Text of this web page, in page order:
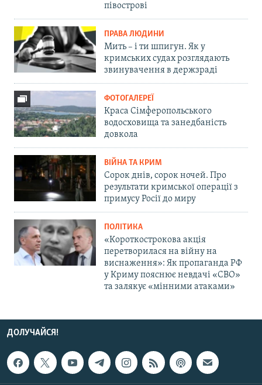
півострові
ПРАВА ЛЮДИНИ
Мить – і ти шпигун. Як у
кримських судах розглядають
звинувачення в держзраді
ФОТОГАЛЕРЕЇ
Краса Сімферопольського
водосховища та занедбаність
довкола
ВІЙНА ТА КРИМ
Сорок днів, сорок ночей. Про
результати кримської операції з
примусу Росії до миру
ПОЛІТИКА
«Короткострокова акція
перетворилася на війну на
виснаження»: Як пропаганда РФ
у Криму пояснює невдачі «СВО»
та залякує «мінними атаками»
ДОЛУЧАЙСЯ!